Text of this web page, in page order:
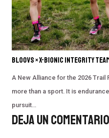
BLOOVS × X-BIONIC INTEGRITY
A New Alliance for the 2026 Trail
more than a sport. It is
pursuit…
Deja Un Comentario